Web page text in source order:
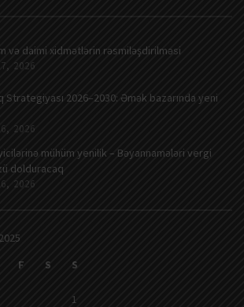
və daimi xidmətlərin rəsmiləşdirilməsi
7, 2026
Strategiyası 2026–2030: Əmək bazarında yeni
6, 2026
mühüm yenilik – Bəyannamələri vergi
dolduracaq
6, 2026
F S S
1